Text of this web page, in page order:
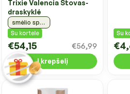
Trixie Valencia Stovas-
draskyklė
smėlio spalvos, 71cm
Su kortele
€54,15 €56,99
Į krepšelį
Su